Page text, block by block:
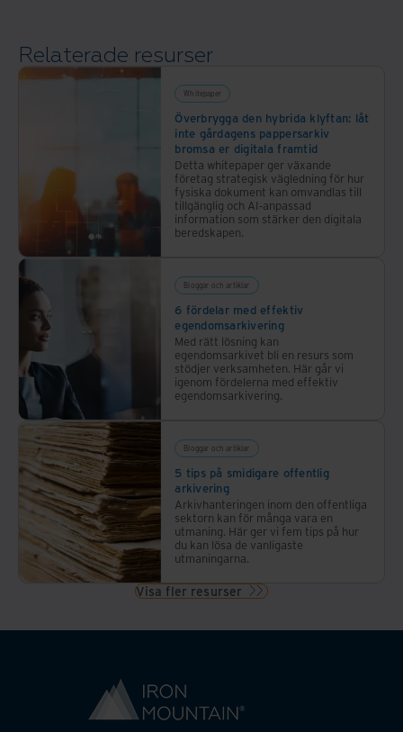
du får
digital
och
automatisering
arbetsflöden. dokumenthantering
och
automation
av
arbetsflöden.
Relaterade resurser
Whitepaper
Överbrygga den hybrida klyftan: låt
inte gårdagens pappersarkiv
bromsa er digitala framtid
Detta whitepaper ger växande
företag strategisk vägledning för hur
fysiska dokument kan omvandlas till
tillgänglig och AI-anpassad
information som stärker den digitala
beredskapen.
Bloggar och artiklar
6 fördelar med effektiv
egendomsarkivering
Med rätt lösning kan
egendomsarkivet bli en resurs som
stödjer verksamheten. Här går vi
igenom fördelerna med effektiv
egendomsarkivering.
Bloggar och artiklar
5 tips på smidigare offentlig
arkivering
Arkivhanteringen inom den offentliga
sektorn kan för många vara en
utmaning. Här ger vi fem tips på hur
du kan lösa de vanligaste
utmaningarna.
Visa fler resurser